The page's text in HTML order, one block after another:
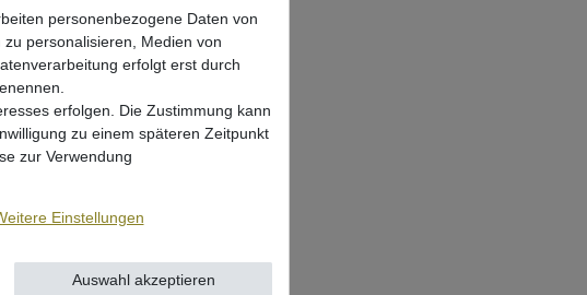
personenbezogene Daten von
personalisieren, Medien von
erfolgt erst durch
erfolgen. Die Zustimmung kann
zu einem späteren Zeitpunkt
zur Verwendung
Einstellungen
Auswahl akzeptieren